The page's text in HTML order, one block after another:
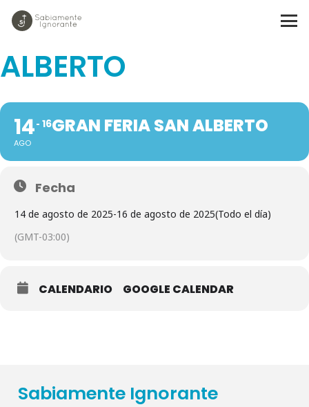
GRAN FERIA SAN
ALBERTO
14
AGO
16GRAN FERIA SAN ALBERTO
Fecha
14 de agosto de 2025-16 de agosto de 2025(Todo el día)
(GMT-03:00)
CALENDARIO GOOGLE CALENDAR
Sabiamente Ignorante